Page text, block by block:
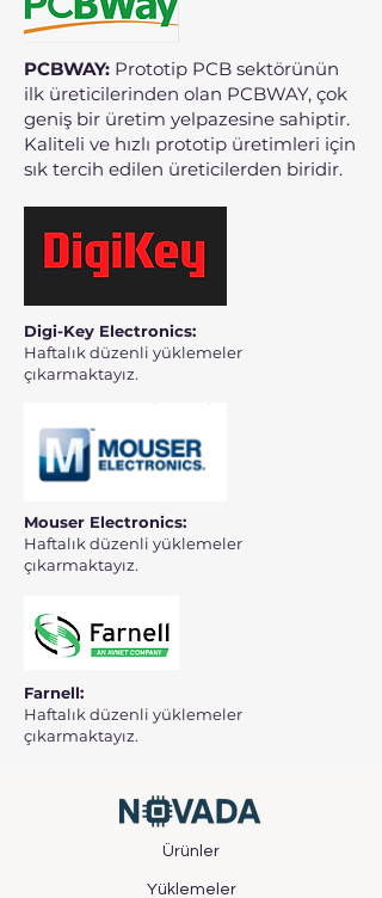
PCBWAY: Prototip PCB sektörünün
ilk üreticilerinden olan PCBWAY, çok
geniş bir üretim yelpazesine sahiptir.
Kaliteli ve hızlı prototip üretimleri için
sık tercih edilen üreticilerden biridir.
Digi-Key Electronics:
Haftalık düzenli yüklemeler
çıkarmaktayız.
Mouser Electronics:
Haftalık düzenli yüklemeler
çıkarmaktayız.
Farnell:
Haftalık düzenli yüklemeler
çıkarmaktayız.
Ürünler
Yüklemeler